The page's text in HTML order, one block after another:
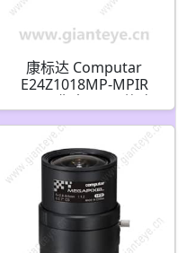
康标达 Computar
E24Z1018MP-MPIR
300万像素 1/1.8英寸
光圈电动变焦镜头 带预
设红外校正(C接口)